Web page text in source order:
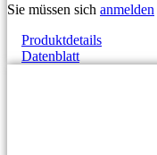
Sie müssen sich anmelden
Produktdetails
Datenblatt